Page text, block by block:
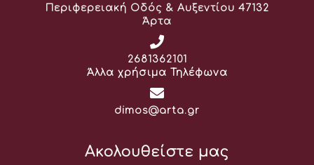
Διεύθυνση:
Περιφερειακή Οδός & Αυξεντίου 47132
Άρτα
Τηλέφωνο:
2681362101
Άλλα χρήσιμα Τηλέφωνα
Email:
dimos@arta.gr
Ακολουθείστε μας